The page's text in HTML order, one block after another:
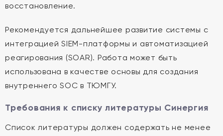
восстановление.
Рекомендуется дальнейшее развитие системы с
интеграцией SIEM-платформы и автоматизацией
реагирования (SOAR). Работа может быть
использована в качестве основы для создания
внутреннего SOC в ТЮМГУ.
Требования к списку литературы Синергия
Список литературы должен содержать не менее